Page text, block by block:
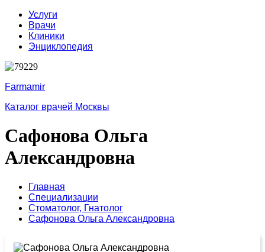
Услуги
Врачи
Клиники
Энциклопедия
Farmamir
Каталог врачей Москвы
Сафонова Ольга
Александровна
Главная
Специализации
Стоматолог, Гнатолог
Сафонова Ольга Александровна